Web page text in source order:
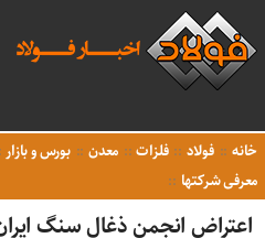
خانه فولاد فلزات معدن بورس و بازار
معرفی شرکتها